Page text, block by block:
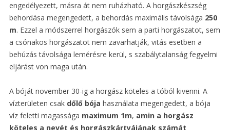
engedélyezett, másra át nem ruházható. A horgászkészség
behordása megengedett, a behordás maximális távolsága 250
m. Ezzel a módszerrel horgászók sem a parti horgászatot, sem
a csónakos horgászatot nem zavarhatják, vitás esetben a
behúzás távolsága lemérésre kerül, s szabálytalanság fegyelmi
eljárást von maga után.
A bóját november 30-ig a horgász köteles a tóból kivenni. A
vízterületen csak dőlő bója használata megengedett, a bója
víz feletti magassága maximum 1m, amin a horgász
köteles a nevét és horgászkártyájának számát